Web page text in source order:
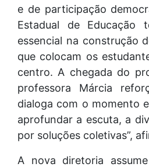
e de participação
Estadual de Educação
essencial na construção
que colocam os
centro. A chegada do
professora Márcia
dialoga com o momento
aprofundar a escuta, a
por soluções coletivas”,
A nova diretoria